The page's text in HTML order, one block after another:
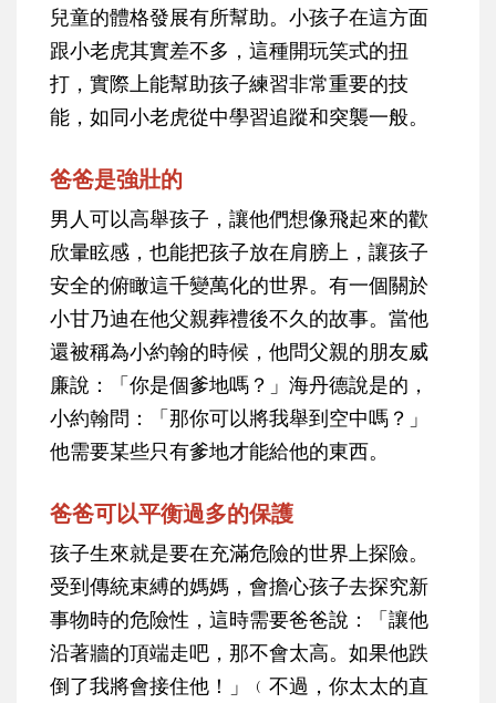
兒童的體格發展有所幫助。小孩子在這方面
跟小老虎其實差不多，這種開玩笑式的扭
打，實際上能幫助孩子練習非常重要的技
能，如同小老虎從中學習追蹤和突襲一般。
爸爸是強壯的
男人可以高舉孩子，讓他們想像飛起來的歡
欣暈眩感，也能把孩子放在肩膀上，讓孩子
安全的俯瞰這千變萬化的世界。有一個關於
小甘乃迪在他父親葬禮後不久的故事。當他
還被稱為小約翰的時候，他問父親的朋友威
廉說：「你是個爹地嗎？」海丹德說是的，
小約翰問：「那你可以將我舉到空中嗎？」
他需要某些只有爹地才能給他的東西。
爸爸可以平衡過多的保護
孩子生來就是要在充滿危險的世界上探險。
受到傳統束縛的媽媽，會擔心孩子去探究新
事物時的危險性，這時需要爸爸說：「讓他
沿著牆的頂端走吧，那不會太高。如果他跌
倒了我將會接住他！」﹙不過，你太太的直